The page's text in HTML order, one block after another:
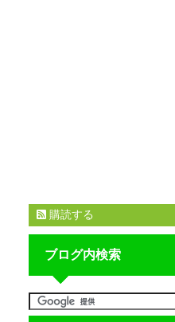
購読する
ブログ内検索